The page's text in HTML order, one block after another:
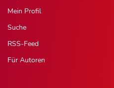
Mein Profil
Suche
RSS-Feed
Für Autoren